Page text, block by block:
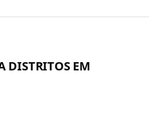
DISTRITOS EM